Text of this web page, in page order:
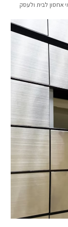
אחסון לבית ולעסק